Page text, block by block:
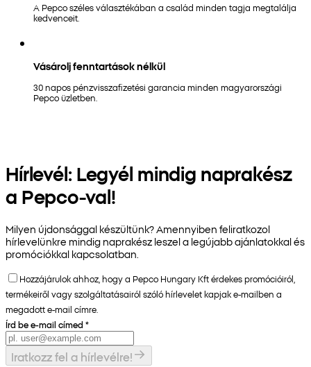
A Pepco széles választékában a család minden tagja megtalálja
kedvenceit.
Vásárolj fenntartások nélkül
30 napos pénzvisszafizetési garancia minden magyarországi
Pepco üzletben.
Hírlevél: Legyél mindig naprakész
a Pepco-val!
Milyen újdonsággal készültünk? Amennyiben feliratkozol
hírlevelünkre mindig naprakész leszel a legújabb ajánlatokkal és
promóciókkal kapcsolatban.
Hozzájárulok ahhoz, hogy a Pepco Hungary Kft érdekes promócióiról,
termékeiről vagy szolgáltatásairól szóló hírlevelet kapjak e-mailben a
megadott e-mail címre.
Írd be e-mail címed *
Iratkozz fel a hírlevélre!